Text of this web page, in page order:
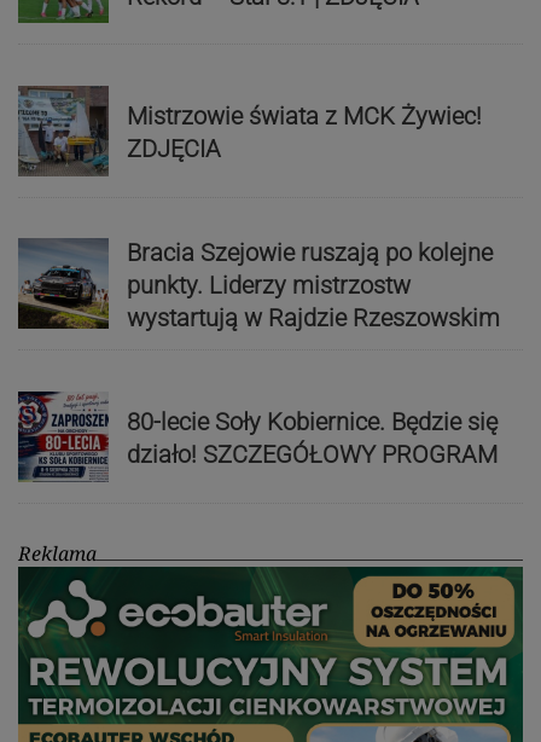
Mistrzowie świata z MCK Żywiec!
ZDJĘCIA
Bracia Szejowie ruszają po kolejne
punkty. Liderzy mistrzostw
wystartują w Rajdzie Rzeszowskim
80-lecie Soły Kobiernice. Będzie się
działo! SZCZEGÓŁOWY PROGRAM
Reklama